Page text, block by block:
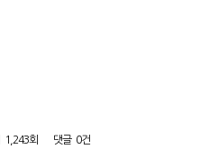
1,243회 댓글 0건